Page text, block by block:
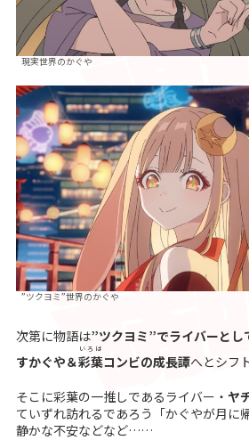
現実世界のかぐや
”ツクヨミ”世界のかぐや
次第に物語は”ツクヨミ”でライバーと
すかぐや＆彩葉
いろは
コンビの成長譚へとシフト
そこに彩葉の一推しであるライバー・ヤ
ていずれ訪れるであろう「かぐやが月に
静かな不安などなど……